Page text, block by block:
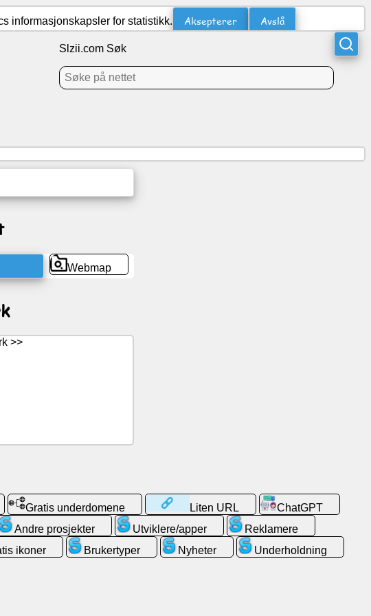
informasjonskapsler for statistikk. Aksepterer Avslå
Slzii.com Søk
Webmap
>>
Gratis underdomene Liten URL
ChatGPT
Andre prosjekter Utviklere/apper
Reklamere
ikoner Brukertyper Nyheter
Underholdning